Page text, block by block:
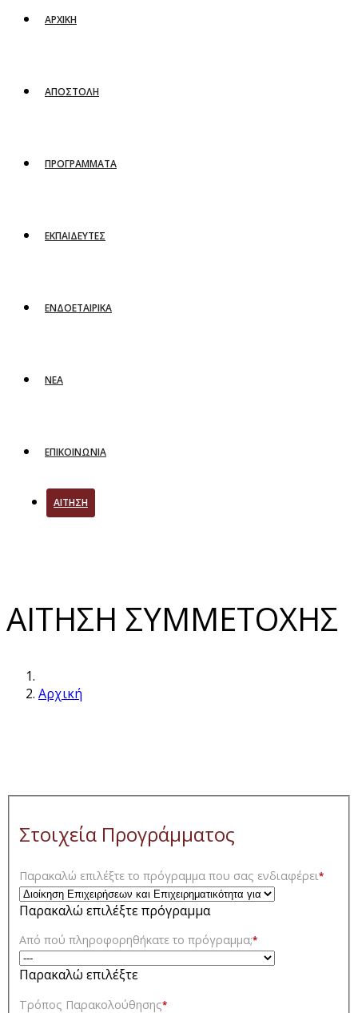
ΑΡΧΙΚΗ
ΑΠΟΣΤΟΛΗ
ΠΡΟΓΡΑΜΜΑΤΑ
ΕΚΠΑΙΔΕΥΤΕΣ
ΕΝΔΟΕΤΑΙΡΙΚΑ
ΝΕΑ
ΕΠΙΚΟΙΝΩΝΙΑ
ΑΙΤΗΣΗ
ΑΙΤΗΣΗ ΣΥΜΜΕΤΟΧΗΣ
Αρχική
Στοιχεία Προγράμματος
Παρακαλώ επιλέξτε το πρόγραμμα που σας ενδιαφέρει*
Παρακαλώ επιλέξτε πρόγραμμα
Από πού πληροφορηθήκατε το πρόγραμμα;*
Παρακαλώ επιλέξτε
Τρόπος Παρακολούθησης*